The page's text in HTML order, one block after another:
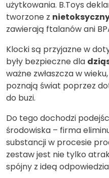
użytkowania. B.Toys
tworzone z
zawierają ftalanów ani
Klocki są przyjazne w
były bezpieczne dla
ważne zwłaszcza w
poznają świat poprzez
do buzi.
Do tego dochodzi
środowiska – firma
substancji w procesie
zestaw jest nie tylko
spójny z ideą